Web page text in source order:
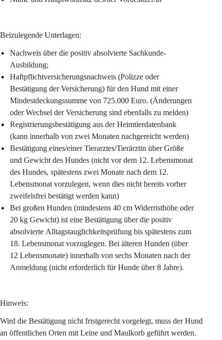
Beizulegende Unterlagen:
Nachweis über die positiv absolvierte Sachkunde-
Ausbildung;
Haftpflichtversicherungsnachweis (Polizze oder
Bestätigung der Versicherung) für den Hund mit einer
Mindestdeckungssumme von 725.000 Euro. (Änderungen
oder Wechsel der Versicherung sind ebenfalls zu melden)
Registrierungsbestätigung aus der Heimtierdatenbank
(kann innerhalb von zwei Monaten nachgereicht werden)
Bestätigung eines/einer Tierarztes/Tierärztin über Größe
und Gewicht des Hundes (nicht vor dem 12. Lebensmonat
des Hundes, spätestens zwei Monate nach dem 12.
Lebensmonat vorzulegen, wenn dies nicht bereits vorher
zweifelsfrei bestätigt werden kann)
Bei großen Hunden (mindestens 40 cm Widerristhöhe oder
20 kg Gewicht) ist eine Bestätigung über die positiv
absolvierte Alltagstauglichkeitsprüfung bis spätestens zum
18. Lebensmonat vorzuglegen. Bei älteren Hunden (über
12 Lebensmonate) innerhalb von sechs Monaten nach der
Anmeldung (nicht erforderlich für Hunde über 8 Jahre).
Hinweis:
Wird die Bestätigung nicht fristgerecht vorgelegt, muss der Hund
an öffentlichen Orten mit Leine und Maulkorb geführt werden.